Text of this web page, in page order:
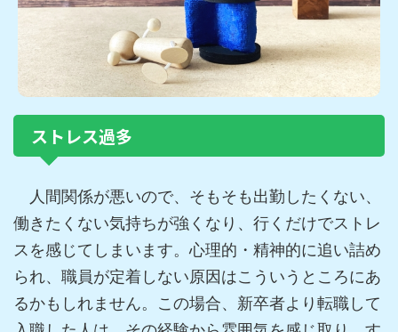
ストレス過多
人間関係が悪いので、そもそも出勤したくない、
働きたくない気持ちが強くなり、行くだけでストレ
スを感じてしまいます。心理的・精神的に追い詰め
られ、職員が定着しない原因はこういうところにあ
るかもしれません。この場合、新卒者より転職して